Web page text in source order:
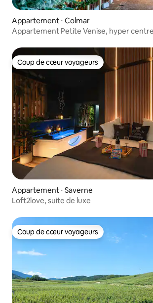
Appartement ⋅ Colmar
Appartement Petite Venise, hyper
Coup de cœur voyageurs
Coup de cœur voyageurs
Appartement ⋅ Saverne
Loft2love, suite de luxe
Coup de cœur voyageurs
Coup de cœur voyageurs